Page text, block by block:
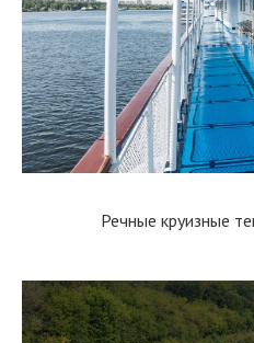
Речные круизные